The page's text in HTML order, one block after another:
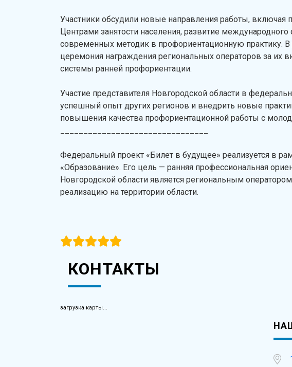
Участники обсудили новые направления работы, включая
Центрами занятости населения, развитие
современных методик в профориентационную практику.
церемония награждения региональных операторов за их
системы ранней профориентации.
Участие представителя Новгородской области в
успешный опыт других регионов и внедрить новые
повышения качества профориентационной работы с
Федеральный проект «Билет в будущее» реализуется в
«Образование». Его цель — ранняя профессиональная
Новгородской области является региональным
реализацию на территории области.
КОНТАКТЫ
загрузка карты...